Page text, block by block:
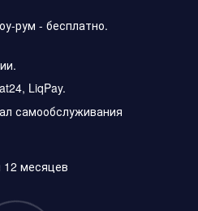
рум - бесплатно.
LiqPay.
самообслуживания
12 месяцев